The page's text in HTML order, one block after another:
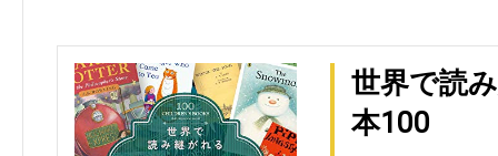
世界で読
本100